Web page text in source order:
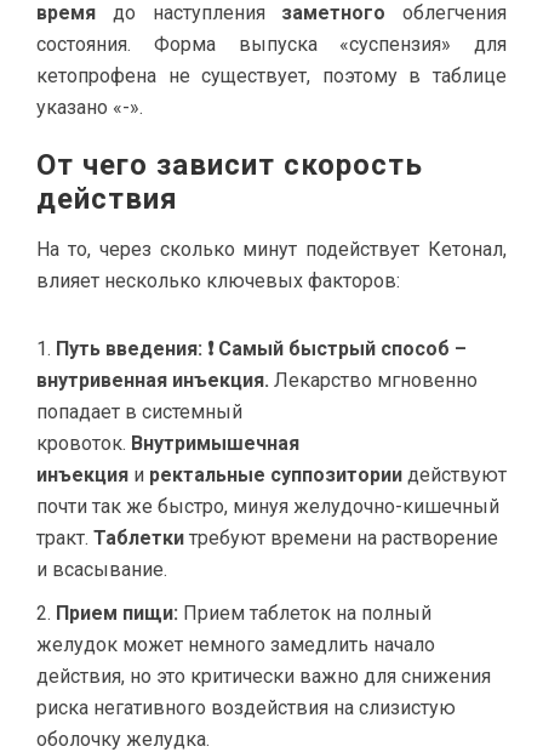
время до наступления заметного облегчения
состояния. Форма выпуска «суспензия» для
кетопрофена не существует, поэтому в таблице
указано «-».
От чего зависит скорость
действия
На то, через сколько минут подействует Кетонал,
влияет несколько ключевых факторов:
Путь введения: ❗ Самый быстрый способ –
внутривенная инъекция. Лекарство мгновенно
попадает в системный
кровоток. Внутримышечная
инъекция и ректальные суппозитории действуют
почти так же быстро, минуя желудочно-кишечный
тракт. Таблетки требуют времени на растворение
и всасывание.
Прием пищи: Прием таблеток на полный
желудок может немного замедлить начало
действия, но это критически важно для снижения
риска негативного воздействия на слизистую
оболочку желудка.